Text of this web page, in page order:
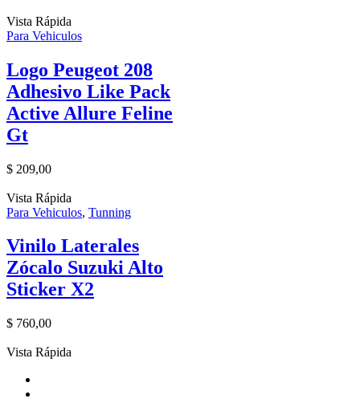
Vista Rápida
Para Vehiculos
Logo Peugeot 208
Adhesivo Like Pack
Active Allure Feline
Gt
$ 209,00
Vista Rápida
Para Vehiculos, Tunning
Vinilo Laterales
Zócalo Suzuki Alto
Sticker X2
$ 760,00
Vista Rápida